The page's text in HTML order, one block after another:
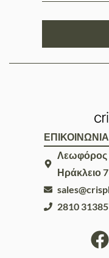
ΕΠΙΚΟΙΝΩΝΙΑ
Ηράκλειο
2810